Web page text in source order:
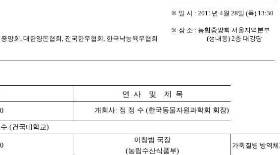
앙회, 대한양돈협회, 전국한우협회, 한국낙농육우협회
※ 일 시 : 2011년 4월 28일 (목) 13:30
※ 장 소 : 농협중앙회 서울지역본부
(성내동) 2층 대강당
연 사 및 제 목
개회사: 정 정 수 (한국동물자원과학회 회장)
(건국대학교)
이창범 국장
(농림수산식품부)
가축질병 방역